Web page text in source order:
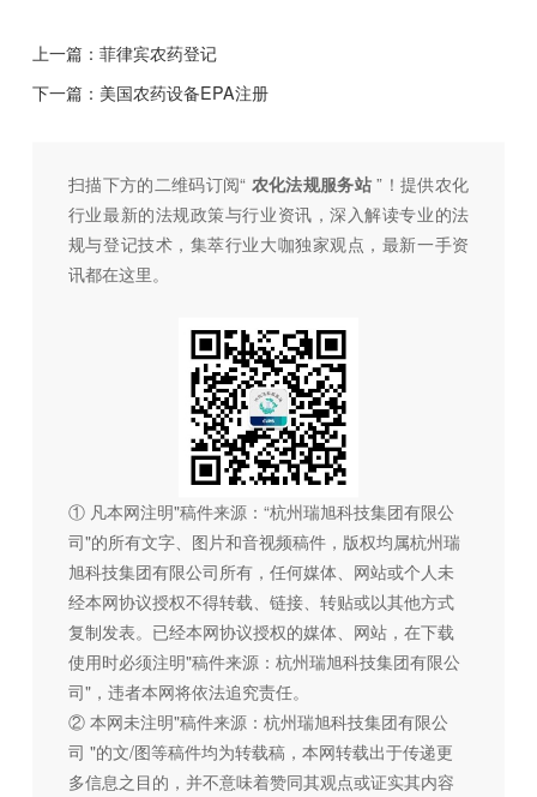
上一篇： 菲律宾农药登记
下一篇： 美国农药设备EPA注册
扫描下方的二维码订阅“ 农化法规服务站 ”！提供农化
行业最新的法规政策与行业资讯，深入解读专业的法
规与登记技术，集萃行业大咖独家观点，最新一手资
讯都在这里。
① 凡本网注明"稿件来源：“杭州瑞旭科技集团有限公
司"的所有文字、图片和音视频稿件，版权均属杭州瑞
旭科技集团有限公司所有，任何媒体、网站或个人未
经本网协议授权不得转载、链接、转贴或以其他方式
复制发表。已经本网协议授权的媒体、网站，在下载
使用时必须注明"稿件来源：杭州瑞旭科技集团有限公
司"，违者本网将依法追究责任。
② 本网未注明"稿件来源：杭州瑞旭科技集团有限公
司 "的文/图等稿件均为转载稿，本网转载出于传递更
多信息之目的，并不意味着赞同其观点或证实其内容